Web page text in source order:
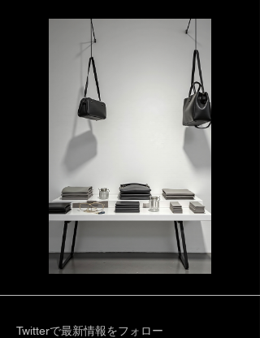
Twitterで最新情報をフォロー